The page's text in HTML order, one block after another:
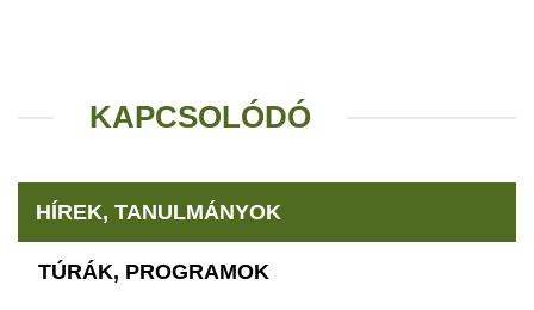
KAPCSOLÓDÓ
HÍREK, TANULMÁNYOK
TÚRÁK, PROGRAMOK